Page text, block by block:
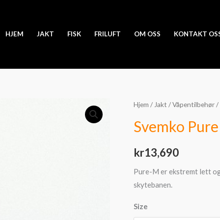
HJEM JAKT FISK FRILUFT OM OSS KONTAKT
Hjem / Jakt /Våpentilbehør/
Svemko
kr13,690
Pure-M er ekstremt lett
skytebanen.
Size
Svemko
M